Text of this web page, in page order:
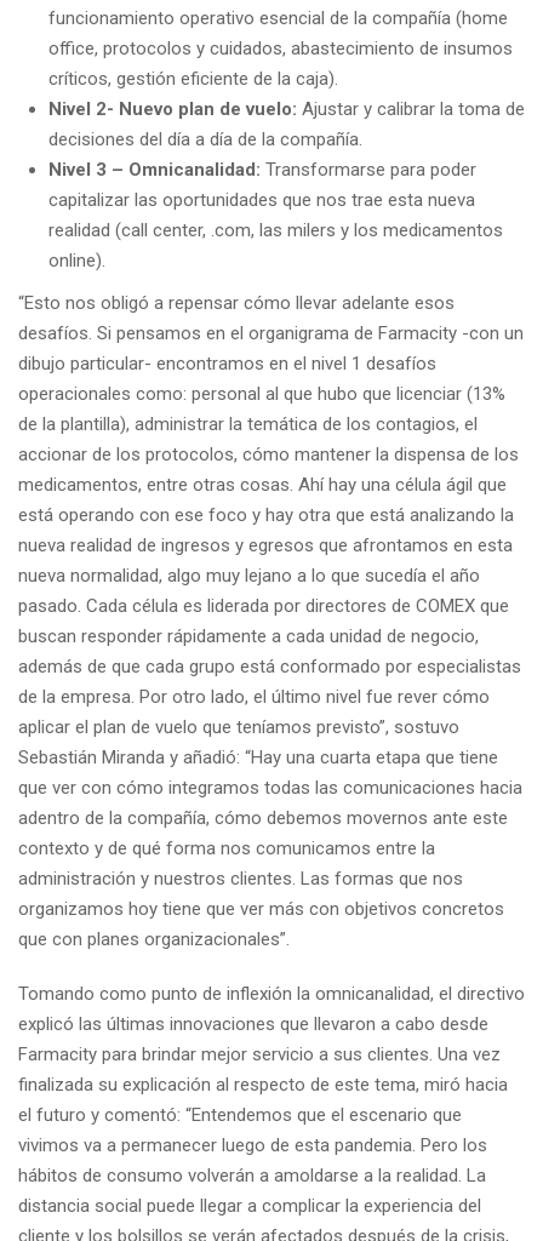
funcionamiento operativo esencial de la compañía (home
office, protocolos y cuidados, abastecimiento de insumos
críticos, gestión eficiente de la caja).
Nivel 2- Nuevo plan de vuelo: Ajustar y calibrar la toma de
decisiones del día a día de la compañía.
Nivel 3 – Omnicanalidad: Transformarse para poder
capitalizar las oportunidades que nos trae esta nueva
realidad (call center, .com, las milers y los medicamentos
online).
“Esto nos obligó a repensar cómo llevar adelante esos
desafíos. Si pensamos en el organigrama de Farmacity -con un
dibujo particular- encontramos en el nivel 1 desafíos
operacionales como: personal al que hubo que licenciar (13%
de la plantilla), administrar la temática de los contagios, el
accionar de los protocolos, cómo mantener la dispensa de los
medicamentos, entre otras cosas. Ahí hay una célula ágil que
está operando con ese foco y hay otra que está analizando la
nueva realidad de ingresos y egresos que afrontamos en esta
nueva normalidad, algo muy lejano a lo que sucedía el año
pasado. Cada célula es liderada por directores de COMEX que
buscan responder rápidamente a cada unidad de negocio,
además de que cada grupo está conformado por especialistas
de la empresa. Por otro lado, el último nivel fue rever cómo
aplicar el plan de vuelo que teníamos previsto”, sostuvo
Sebastián Miranda y añadió: “Hay una cuarta etapa que tiene
que ver con cómo integramos todas las comunicaciones hacia
adentro de la compañía, cómo debemos movernos ante este
contexto y de qué forma nos comunicamos entre la
administración y nuestros clientes. Las formas que nos
organizamos hoy tiene que ver más con objetivos concretos
que con planes organizacionales”.
Tomando como punto de inflexión la omnicanalidad, el directivo
explicó las últimas innovaciones que llevaron a cabo desde
Farmacity para brindar mejor servicio a sus clientes. Una vez
finalizada su explicación al respecto de este tema, miró hacia
el futuro y comentó: “Entendemos que el escenario que
vivimos va a permanecer luego de esta pandemia. Pero los
hábitos de consumo volverán a amoldarse a la realidad. La
distancia social puede llegar a complicar la experiencia del
cliente y los bolsillos se verán afectados después de la crisis,